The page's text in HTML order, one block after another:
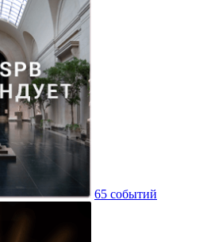
65 событий